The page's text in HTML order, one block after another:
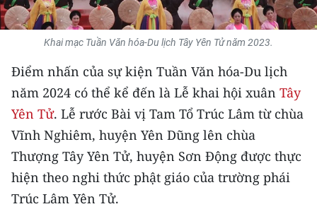
BẠN ĐỌC
KIỂM CHỨNG THÔNG TIN
TRI THỨC CHUYÊN SÂU
54 DÂN TỘC VIỆT NAM
CHƯƠNG TRÌNH OCOP - MỖI XÃ
MỘT SẢN PHẨM
RADIO
Khai mạc Tuần Văn hóa-Du lịch Tây Yên Tử năm 2023.
Điểm nhấn của sự kiện Tuần Văn hóa-Du lịch
năm 2024 có thể kể đến là Lễ khai hội xuân Tây
Yên Tử. Lễ rước Bài vị Tam Tổ Trúc Lâm từ chùa
Vĩnh Nghiêm, huyện Yên Dũng lên chùa
Thượng Tây Yên Tử, huyện Sơn Động được thực
hiện theo nghi thức phật giáo của trường phái
Trúc Lâm Yên Tử.